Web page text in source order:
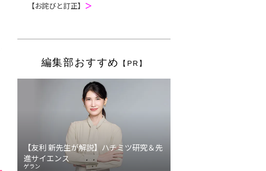
【お詫びと訂正】 ＞
編集部おすすめ 【PR】
【友利 新先生が解説】ハチミツ研究＆先
進サイエンス
ゲラン